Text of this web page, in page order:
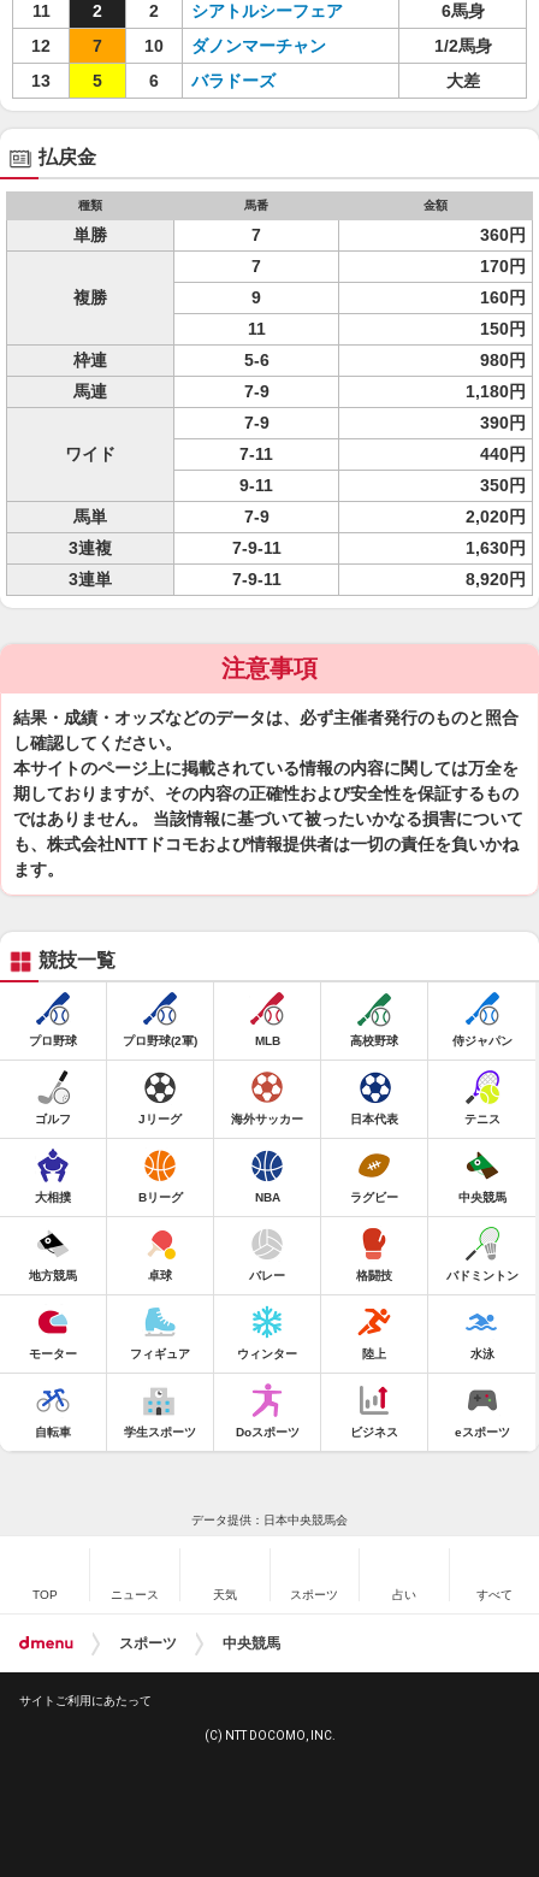
11
2 2 シアトルシーフェア
6馬身
12
7 10 ダノンマーチャン
1/2馬身
13
5 6 バラドーズ 大差
払戻金
種類 馬番 金額
単勝 7 360円
複勝
7
170円
9
160円
11
150円
枠連
5-6
980円
馬連
7-9 1,180円
ワイド
7-9
390円
7-11
440円
9-11
350円
馬単
7-9
2,020円
3連複
7-9-11
1,630円
3連単
7-9-11 8,920円
注意事項
結果・成績・オッズなどのデータは、必ず主催者発行のものと照合
し確認してください。
本サイトのページ上に掲載されている情報の内容に関しては万全を
期しておりますが、その内容の正確性および安全性を保証するもの
ではありません。 当該情報に基づいて被ったいかなる損害について
も、株式会社NTTドコモおよび情報提供者は一切の責任を負いかね
ます。
競技一覧
プロ野球 プロ野球(2軍) MLB 高校野球 侍ジャパン
ゴルフ Jリーグ 海外サッカー 日本代表 テニス
大相撲 Bリーグ NBA ラグビー 中央競馬
地方競馬 卓球 バレー 格闘技 バドミントン
モーター フィギュア ウィンター 陸上 水泳
自転車 学生スポーツ Doスポーツ ビジネス eスポーツ
データ提供：日本中央競馬会
TOP ニュース 天気 スポーツ 占い すべて
スポーツ 中央競馬
サイトご利用にあたって
(C) NTT DOCOMO, INC.